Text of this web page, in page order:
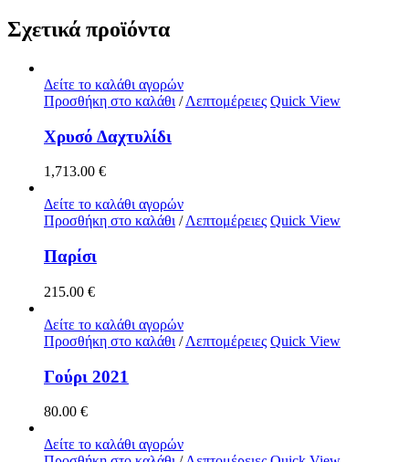
Σχετικά προϊόντα
Δείτε το καλάθι αγορών
Προσθήκη στο καλάθι / Λεπτομέρειες Quick View
Χρυσό Δαχτυλίδι
1,713.00 €
Δείτε το καλάθι αγορών
Προσθήκη στο καλάθι / Λεπτομέρειες Quick View
Παρίσι
215.00 €
Δείτε το καλάθι αγορών
Προσθήκη στο καλάθι / Λεπτομέρειες Quick View
Γούρι 2021
80.00 €
Δείτε το καλάθι αγορών